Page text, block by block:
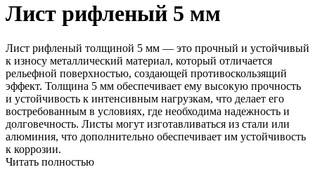
Лист рифленый 5 мм
Лист рифленый толщиной 5 мм — это прочный и устойчивый
к износу металлический материал, который отличается
рельефной поверхностью, создающей противоскользящий
эффект. Толщина 5 мм обеспечивает ему высокую прочность
и устойчивость к интенсивным нагрузкам, что делает его
востребованным в условиях, где необходима надежность и
долговечность. Листы могут изготавливаться из стали или
алюминия, что дополнительно обеспечивает им устойчивость
к коррозии.
Читать полностью